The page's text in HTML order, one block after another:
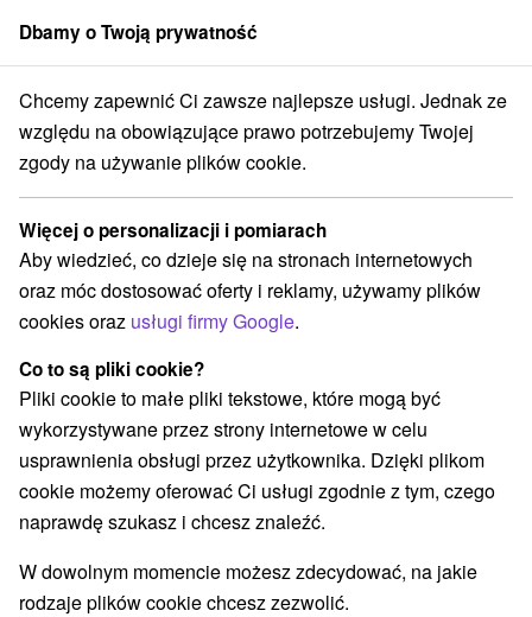
członek grupySorger
Slovensko Košický kraj Mlynky Domček u Gusta Mlynky
Domček u Gusta Mlynky
Mlynky
REZERWACJA I WYBÓR OFERTY
Skontaktuj się bezpośrednio z właścicielem.
Przejdź do lokalizacji
O URZĄDZENIA SPRZĘT
Dbamy o Twoją prywatność
Chcemy zapewnić Ci zawsze najlepsze usługi. Jednak ze
względu na obowiązujące prawo potrzebujemy Twojej
zgody na używanie plików cookie.
Więcej o personalizacji i pomiarach
Aby wiedzieć, co dzieje się na stronach internetowych
oraz móc dostosować oferty i reklamy, używamy plików
cookies oraz usługi firmy Google.
Co to są pliki cookie?
Pliki cookie to małe pliki tekstowe, które mogą być
wykorzystywane przez strony internetowe w celu
usprawnienia obsługi przez użytkownika. Dzięki plikom
cookie możemy oferować Ci usługi zgodnie z tym, czego
naprawdę szukasz i chcesz znaleźć.
W dowolnym momencie możesz zdecydować, na jakie
rodzaje plików cookie chcesz zezwolić.